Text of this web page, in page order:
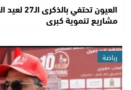
العيون
مشاريع تنموية كبرى
رياضة